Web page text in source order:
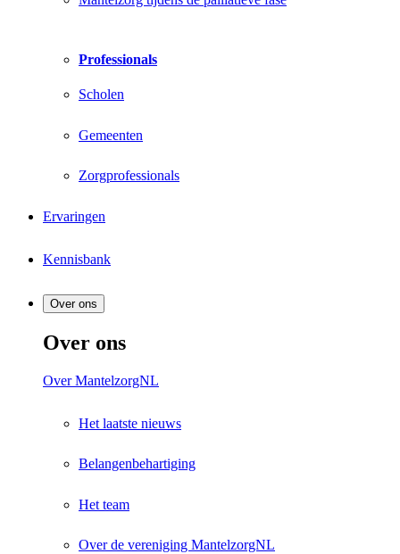
Professionals
Scholen
Gemeenten
Zorgprofessionals
Ervaringen
Kennisbank
Over ons
Over ons
Over MantelzorgNL
Het laatste nieuws
Belangenbehartiging
Het team
Over de vereniging MantelzorgNL